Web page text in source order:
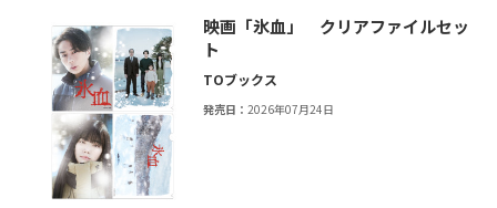
映画「氷血」 クリアファイルセッ
ト
TOブックス
発売日：2026年07月24日